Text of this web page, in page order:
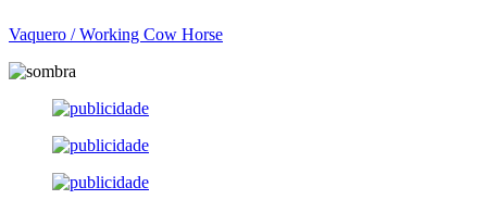
Vaquero / Working Cow Horse